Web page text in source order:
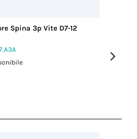
Spina 3p Vite D7-12
Prezzo